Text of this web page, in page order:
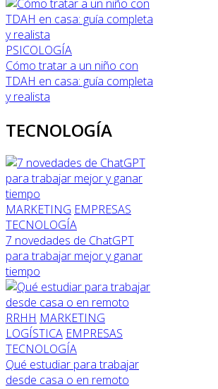
PSICOLOGÍA
Cómo tratar a un niño con
TDAH en casa: guía completa
y realista
TECNOLOGÍA
MARKETING EMPRESAS
TECNOLOGÍA
7 novedades de ChatGPT
para trabajar mejor y ganar
tiempo
RRHH MARKETING
LOGÍSTICA EMPRESAS
TECNOLOGÍA
Qué estudiar para trabajar
desde casa o en remoto